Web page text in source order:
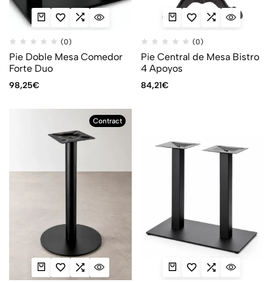
(0)
Pie Doble Mesa Comedor
Forte Duo
98,25€
(0)
Pie Central de Mesa Bistro
4 Apoyos
84,21€
Contract